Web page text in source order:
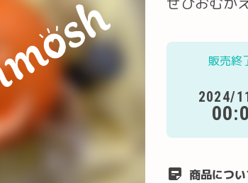
販売終
2024/
商品につ